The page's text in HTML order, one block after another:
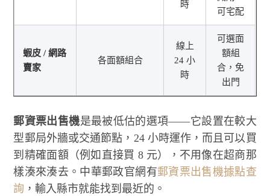
時
可宅配
蝦皮 / 網路
賣家
各面額組合
線上
24 小
時
可選面
額組
合，免
出門
郵資票出售機是最被低估的選項——它設置在較大
型郵局外牆或交通節點，24 小時運作，而且可以買
到精確面額（例如直接買 8 元），不用像在超商那
樣湊來湊去。中華郵政官網有郵資票出售機據點查
詢 ，輸入縣市就能找到最近的。